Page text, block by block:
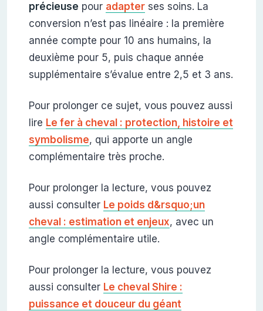
précieuse pour adapterses soins. La
conversion n’est pas linéaire : la première
année compte pour 10 ans humains, la
deuxième pour 5, puis chaque année
supplémentaire s’évalue entre 2,5 et 3 ans.
Pour prolonger ce sujet, vous pouvez aussi
lire Le fer à cheval : protection, histoire et
symbolisme, qui apporte un angle
complémentaire très proche.
Pour prolonger la lecture, vous pouvez
aussi consulter Le poids d&rsquo;un
cheval : estimation et enjeux, avec un
angle complémentaire utile.
Pour prolonger la lecture, vous pouvez
aussi consulter Le cheval Shire :
puissance et douceur du géant